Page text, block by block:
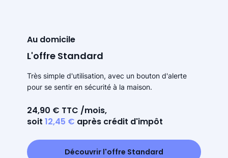
Au domicile
L'offre Standard
Très simple d'utilisation, avec un bouton d'alerte
pour se sentir en sécurité à la maison.
24,90 € TTC /mois,
soit 12,45 € après crédit d'impôt
Découvrir l'offre Standard